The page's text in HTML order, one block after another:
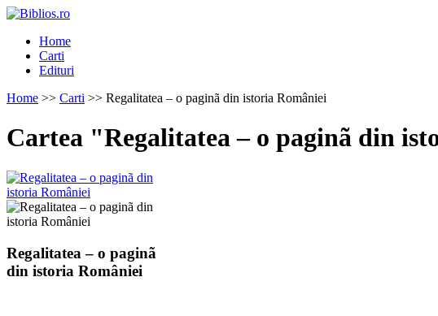
Home
Carti
Edituri
Home >> Carti >> Regalitatea – o paginã din istoria României
Cartea "Regalitatea – o paginã din
Regalitatea – o paginã
din istoria României